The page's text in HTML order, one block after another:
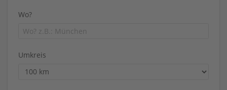
Wo?
Umkreis